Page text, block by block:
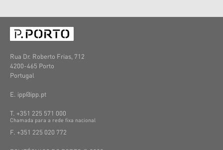
Rua Dr. Roberto Frias, 712
4200-465 Porto
Portugal
E. ipp@ipp.pt
T. +351 225 571 000
Chamada para a rede fixa nacional
F. +351 225 020 772